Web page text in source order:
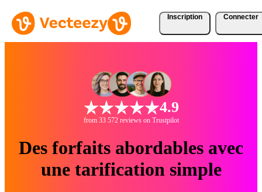
Inscription Connecter
4.9
from 33 572 reviews on Trustpilot
Des forfaits abordables avec
une tarification simple